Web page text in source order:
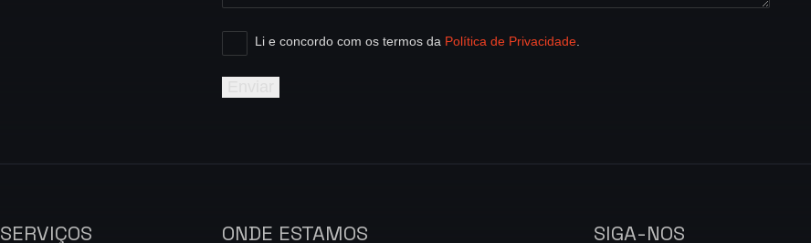
Li e concordo com os termos da Política de Privacidade
SERVIÇOS ONDE ESTAMOS SIGA-NOS